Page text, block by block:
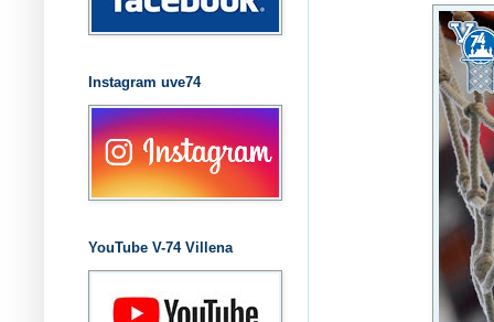
Instagram uve74
YouTube V-74 Villena